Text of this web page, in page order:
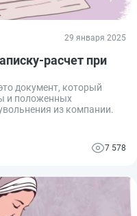
29 января 2025
расчет при
документ, который
и положенных
из компании.
7 578